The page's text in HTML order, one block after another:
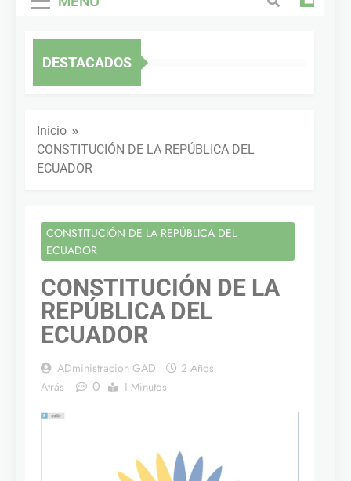
DESTACADOS
Inicio
CONSTITUCIÓN DE LA REPÚBLICA DEL
ECUADOR
CONSTITUCIÓN DE LA REPÚBLICA DEL
ECUADOR
CONSTITUCIÓN DE LA
REPÚBLICA DEL
ECUADOR
ADministracion GAD
2 Años
Atrás
0 1 Minutos